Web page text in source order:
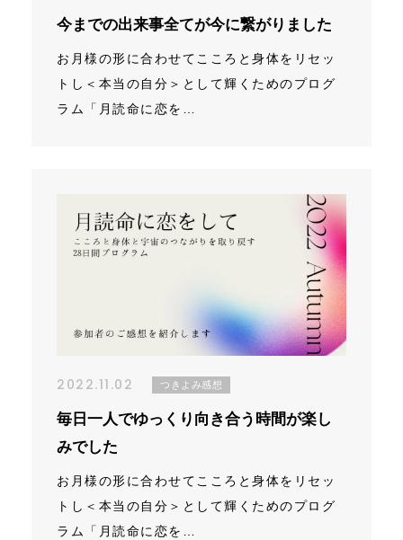
今までの出来事全てが今に繋がりました
お月様の形に合わせてこころと身体をリセッ
トし＜本当の自分＞として輝くためのプログ
ラム「月読命に恋を…
2022.11.02 つきよみ感想
毎日一人でゆっくり向き合う時間が楽し
みでした
お月様の形に合わせてこころと身体をリセッ
トし＜本当の自分＞として輝くためのプログ
ラム「月読命に恋を…